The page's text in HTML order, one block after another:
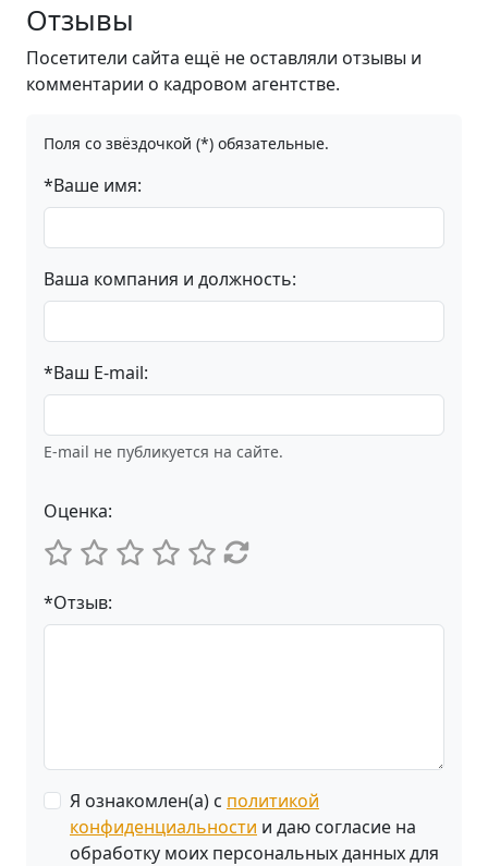
Отзывы
Посетители сайта ещё не оставляли отзывы и
комментарии о кадровом агентстве.
Поля со звёздочкой (*) обязательные.
*Ваше имя:
Ваша компания и должность:
*Ваш E-mail:
E-mail не публикуется на сайте.
Оценка:
*Отзыв:
Я ознакомлен(а) с политикой
конфиденциальности и даю согласие на
обработку моих персональных данных для